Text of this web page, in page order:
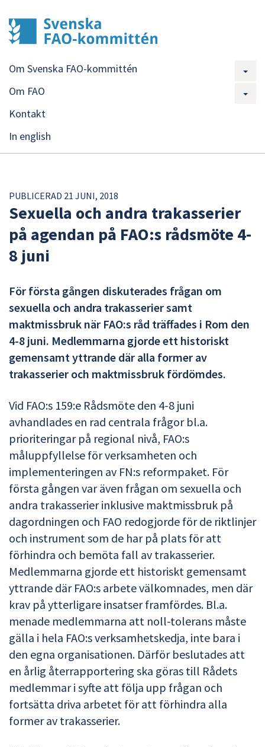
Om Svenska FAO-kommittén
Om FAO
Kontakt
In english
PUBLICERAD 21 JUNI, 2018
Sexuella och andra trakasserier
på agendan på FAO:s rådsmöte 4-
8 juni
För första gången diskuterades frågan om
sexuella och andra trakasserier samt
maktmissbruk när FAO:s råd träffades i Rom den
4-8 juni. Medlemmarna gjorde ett historiskt
gemensamt yttrande där alla former av
trakasserier och maktmissbruk fördömdes.
Vid FAO:s 159:e Rådsmöte den 4-8 juni
avhandlades en rad centrala frågor bl.a.
prioriteringar på regional nivå, FAO:s
måluppfyllelse för verksamheten och
implementeringen av FN:s reformpaket. För
första gången var även frågan om sexuella och
andra trakasserier inklusive maktmissbruk på
dagordningen och FAO redogjorde för de riktlinjer
och instrument som de har på plats för att
förhindra och bemöta fall av trakasserier.
Medlemmarna gjorde ett historiskt gemensamt
yttrande där FAO:s arbete välkomnades, men där
krav på ytterligare insatser framfördes. Bl.a.
menade medlemmarna att noll-tolerans måste
gälla i hela FAO:s verksamhetskedja, inte bara i
den egna organisationen. Därför beslutades att
en årlig återrapportering ska göras till Rådets
medlemmar i syfte att följa upp frågan och
fortsätta driva arbetet för att förhindra alla
former av trakasserier.